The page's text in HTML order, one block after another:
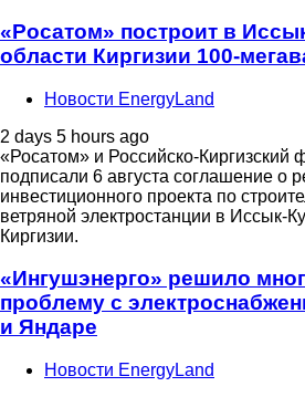
«Росатом» построит в
области Киргизии 100-
Новости EnergyLand
2 days 5 hours ago
«Росатом» и Российско-Киргизский
подписали 6 августа соглашение о
инвестиционного проекта по
ветряной электростанции в Иссык-
Киргизии.
«Ингушэнерго» решило
проблему с
и Яндаре
Новости EnergyLand